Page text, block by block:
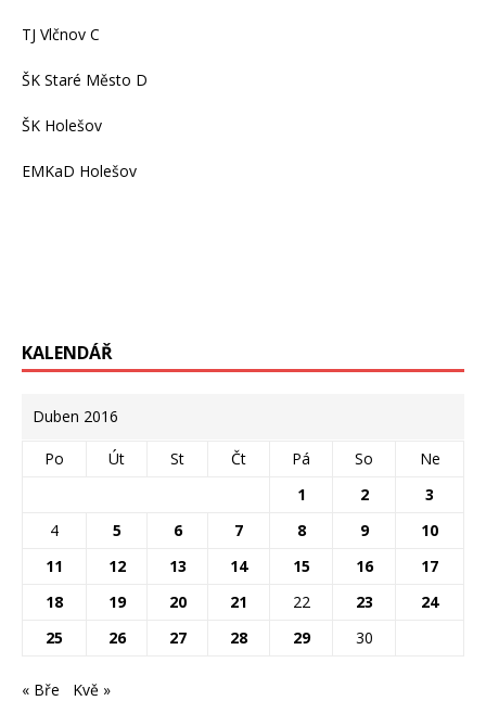
TJ Vlčnov C
ŠK Staré Město D
ŠK Holešov
EMKaD Holešov
KALENDÁŘ
Duben 2016
Po Út St Čt Pá So
Ne
1
2
3
4
5 6 7 8 9
10
11
12 13 14 15 16
17
18
19 20 21 22 23
24
25
26 27 28 29 30
« Bře Kvě »